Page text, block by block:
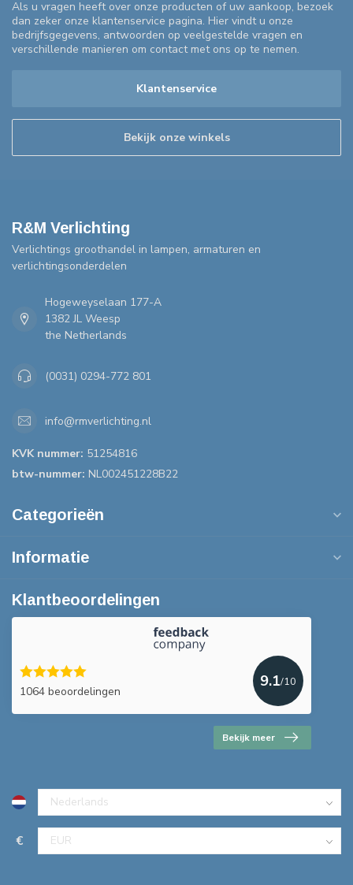
Als u vragen heeft over onze producten of uw aankoop, bezoek
dan zeker onze klantenservice pagina. Hier vindt u onze
bedrijfsgegevens, antwoorden op veelgestelde vragen en
verschillende manieren om contact met ons op te nemen.
Klantenservice
Bekijk onze winkels
R&M Verlichting
Verlichtings groothandel in lampen, armaturen en
verlichtingsonderdelen
Hogeweyselaan 177-A
1382 JL Weesp
the Netherlands
(0031) 0294-772 801
info@rmverlichting.nl
KVK nummer: 51254816
btw-nummer: NL002451228B22
Categorieën
Informatie
Klantbeoordelingen
1064 beoordelingen
9.1/10
Bekijk meer
€